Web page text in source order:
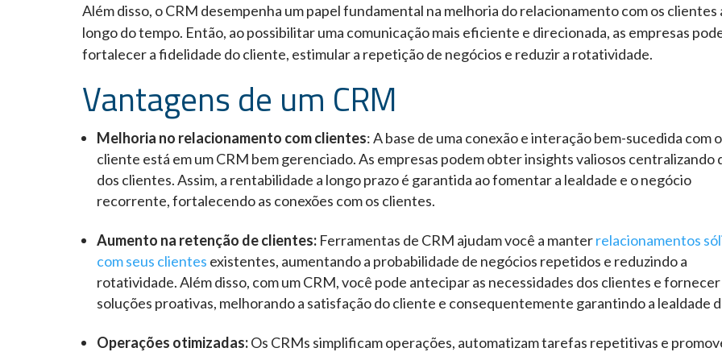
Além disso, o CRM desempenha um papel fundamental na melhoria do relacionamento com os clientes
longo do tempo. Então, ao possibilitar uma comunicação mais eficiente e direcionada, as empresas
fortalecer a fidelidade do cliente, estimular a repetição de negócios e reduzir a rotatividade.
Vantagens de um CRM
Melhoria no relacionamento com clientes: A base de uma conexão e interação bem-sucedida com o
cliente está em um CRM bem gerenciado. As empresas podem obter insights valiosos centralizando
dos clientes. Assim, a rentabilidade a longo prazo é garantida ao fomentar a lealdade e o negócio
recorrente, fortalecendo as conexões com os clientes.
Aumento na retenção de clientes: Ferramentas de CRM ajudam você a manterrelacionamentos
com seus clientes existentes, aumentando a probabilidade de negócios repetidos e reduzindo a
rotatividade. Além disso, com um CRM, você pode antecipar as necessidades dos clientes e fornecer
soluções proativas, melhorando a satisfação do cliente e consequentemente garantindo a lealdade
Operações otimizadas:Os CRMs simplificam operações, automatizam tarefas repetitivas e